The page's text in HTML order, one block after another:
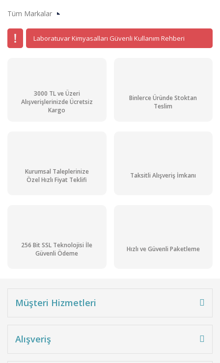
Tüm Markalar
Laboratuvar Kimyasalları Güvenli Kullanım Rehberi
3000 TL ve Üzeri
Alışverişlerinizde Ücretsiz
Kargo
Binlerce Üründe Stoktan
Teslim
Kurumsal Taleplerinize
Özel Hızlı Fiyat Teklifi
Taksitli Alışveriş İmkanı
256 Bit SSL Teknolojisi İle
Güvenli Ödeme
Hızlı ve Güvenli Paketleme
Müşteri Hizmetleri
Alışveriş